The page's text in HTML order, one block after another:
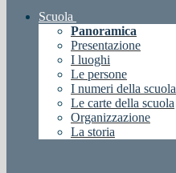
Scuola
Panoramica
Presentazione
I luoghi
Le persone
I numeri della scuola
Le carte della scuola
Organizzazione
La storia